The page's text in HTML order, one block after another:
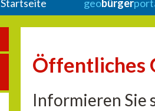
Startseite geobürger
Öffentliches
Informieren Sie